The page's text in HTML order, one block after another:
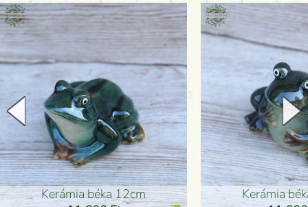
Kerámia béka 12cm
Kerámia